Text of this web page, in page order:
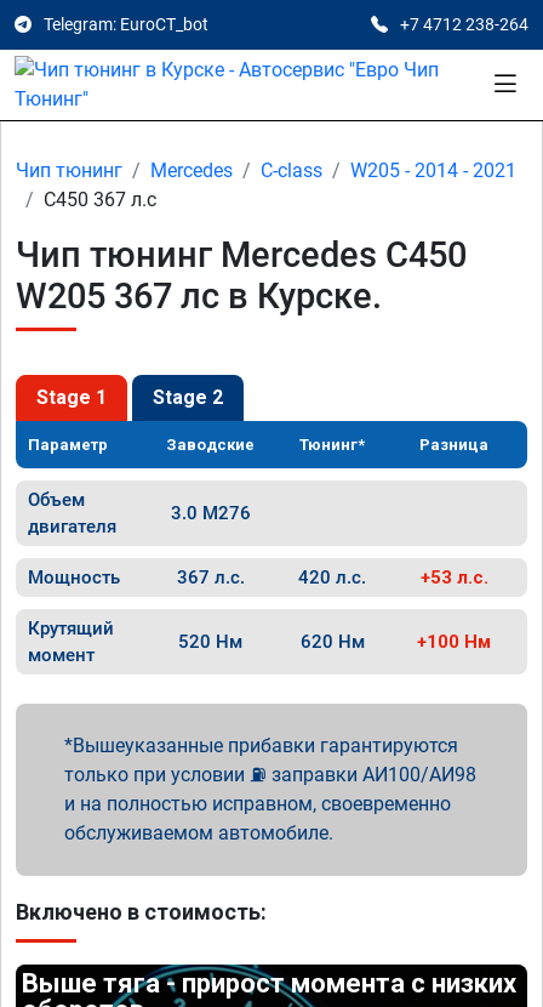
Telegram: EuroCT_bot +7 4712 238-264
Чип тюнинг Mercedes C-class
W205 - 2014 - 2021
C450 367 л.с
Чип тюнинг Mercedes C450
W205 367 лс в Курске.
Stage 1 Stage 2
Параметр Заводские Тюнинг* Разница
Объем
двигателя
3.0 M276
Мощность 367 л.с. 420 л.с. +53 л.с.
Крутящий
момент
520 Нм 620 Нм +100 Нм
Вышеуказанные прибавки гарантируются
только при условии ⛽ заправки АИ100/АИ98
и на полностью исправном, своевременно
обслуживаемом автомобиле.
Включено в стоимость:
Выше тяга - прирост момента с низких